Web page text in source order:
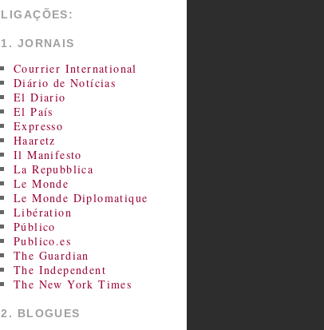
LIGAÇÕES:
1. JORNAIS
Courrier International
Diário de Notícias
El Diario
El País
Expresso
Haaretz
Il Manifesto
La Repubblica
Le Monde
Le Monde Diplomatique
Libération
Público
Publico.es
The Guardian
The Independent
The New York Times
2. BLOGUES